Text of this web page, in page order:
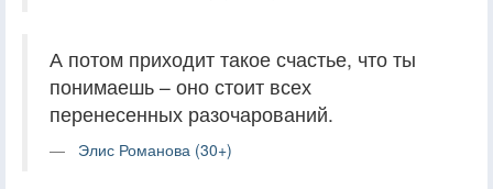
А потом приходит такое счастье, что ты
понимаешь – оно стоит всех
перенесенных разочарований.
Элис Романова (30+)